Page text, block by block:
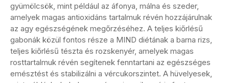
gyümölcsök, mint például az áfonya, málna és szeder,
amelyek magas antioxidáns tartalmuk révén hozzájárulnak
az agy egészségének megőrzéséhez. A teljes kiőrlésű
gabonák közül fontos része a MIND diétának a barna rizs,
teljes kiőrlésű tészta és rozskenyér, amelyek magas
rosttartalmuk révén segítenek fenntartani az egészséges
emésztést és stabilizálni a vércukorszintet. A hüvelyesek,